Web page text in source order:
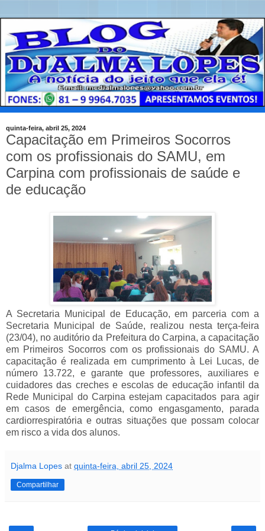
quinta-feira, abril 25, 2024
Capacitação em Primeiros Socorros
com os profissionais do SAMU, em
Carpina com profissionais de saúde e
de educação
A Secretaria Municipal de Educação, em parceria com a
Secretaria Municipal de Saúde, realizou nesta terça-feira
(23/04), no auditório da Prefeitura do Carpina, a capacitação
em Primeiros Socorros com os profissionais do SAMU. A
capacitação é realizada em cumprimento à Lei Lucas, de
número 13.722, e garante que professores, auxiliares e
cuidadores das creches e escolas de educação infantil da
Rede Municipal do Carpina estejam capacitados para agir
em casos de emergência, como engasgamento, parada
cardiorrespiratória e outras situações que possam colocar
em risco a vida dos alunos.
Djalma Lopes at quinta-feira, abril 25, 2024
Compartilhar